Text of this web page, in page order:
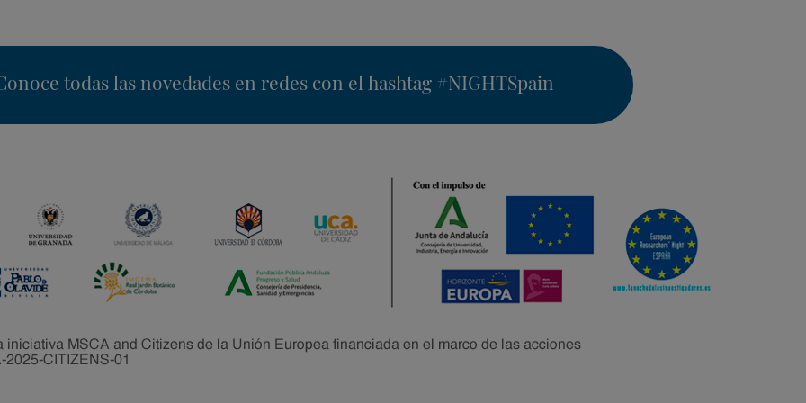
todas las novedades en redes con el hashtag #NIGHTSpain